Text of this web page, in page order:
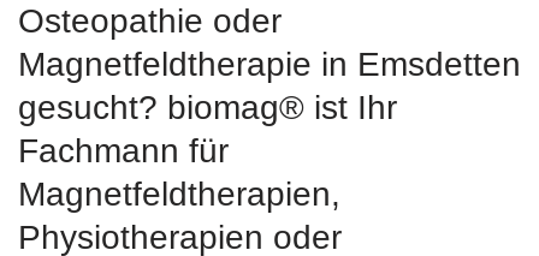
Osteopathie oder
Magnetfeldtherapie in Emsdetten
gesucht? biomag® ist Ihr
Fachmann für
Magnetfeldtherapien,
Physiotherapien oder